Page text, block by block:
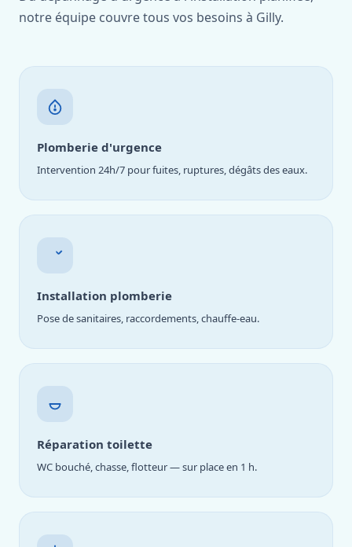
notre équipe couvre tous vos besoins à Gilly.
Plomberie d'urgence
Intervention 24h/7 pour fuites, ruptures, dégâts des eaux.
Installation plomberie
Pose de sanitaires, raccordements, chauffe-eau.
Réparation toilette
WC bouché, chasse, flotteur — sur place en 1 h.